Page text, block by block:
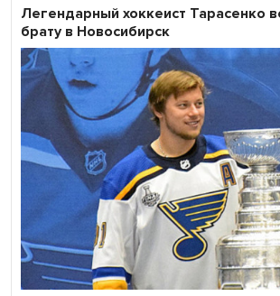
Легендарный хоккеист Тарасенко
брату в Новосибирск